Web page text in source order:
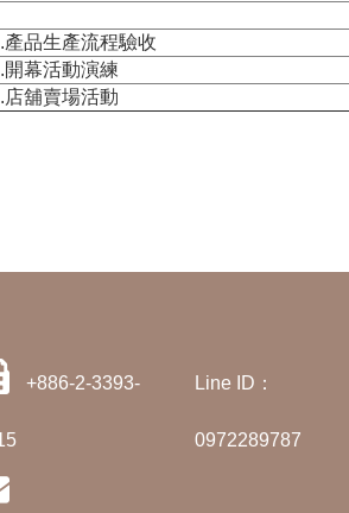
產品生產流程驗收
開幕活動演練
店舖賣場活動
+886-2-3393- Line ID：
0972289787